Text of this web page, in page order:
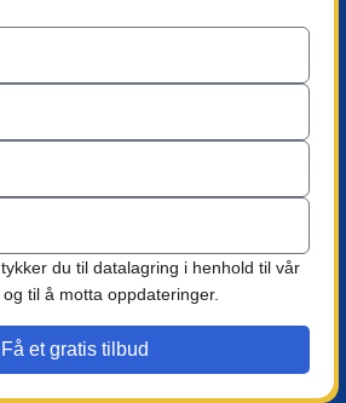
du til datalagring i henhold til vår
til å motta oppdateringer.
Få et gratis tilbud